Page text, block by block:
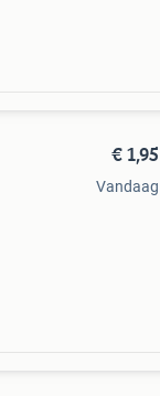
€ 1,95
Vandaag